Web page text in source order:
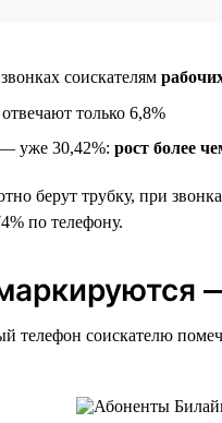
соискателям
только 6,8%
— уже 30,42%: рост более
берут трубку, при
по телефону.
телефон соискателю